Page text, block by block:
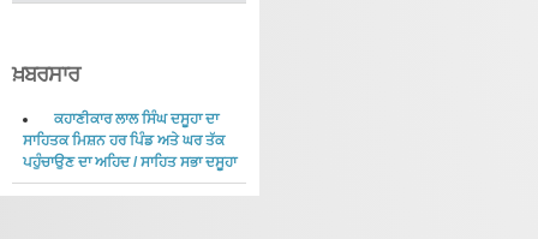
ਖ਼ਬਰਸਾਰ
ਕਹਾਣੀਕਾਰ ਲਾਲ ਸਿੰਘ ਦਸੂਹਾ ਦਾ
ਸਾਹਿਤਕ ਮਿਸ਼ਨ ਹਰ ਪਿੰਡ ਅਤੇ ਘਰ ਤੱਕ
ਪਹੁੰਚਾਉਣ ਦਾ ਅਹਿਦ/ਸਾਹਿਤ ਸਭਾ ਦਸੂਹਾ